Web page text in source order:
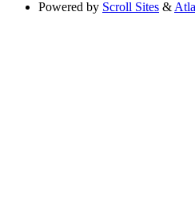
Powered by Scroll Sites &